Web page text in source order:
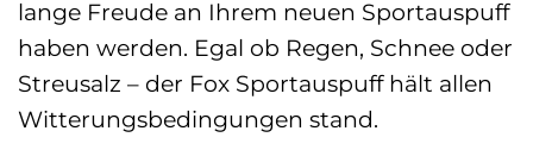
lange Freude an Ihrem neuen Sportauspuff
haben werden. Egal ob Regen, Schnee oder
Streusalz – der Fox Sportauspuff hält allen
Witterungsbedingungen stand.